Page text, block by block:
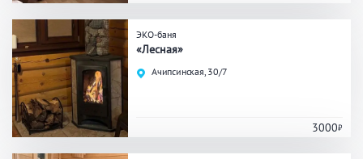
Общие
Круглосуточно
Общественные бани
Банный комплекс
ЭКО-баня
«Лесная»
Ачипсинская, 30/7
3000